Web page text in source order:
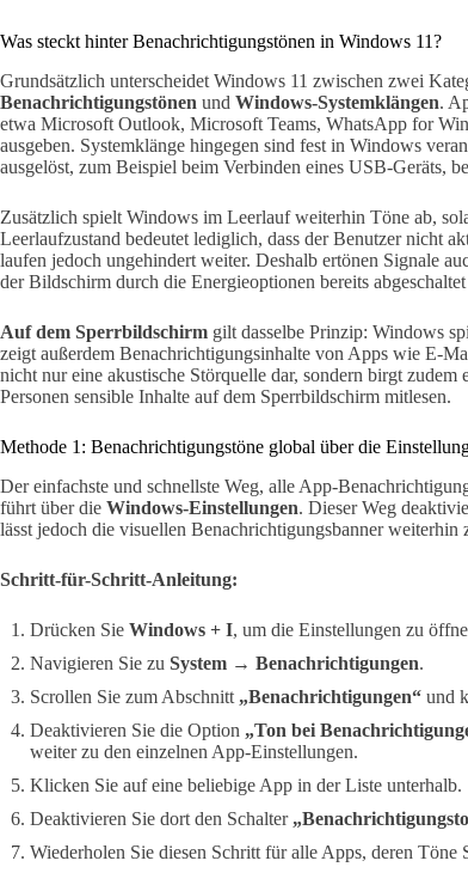
Was steckt hinter Benachrichtigungstönen in Windows 11?
Grundsätzlich unterscheidet Windows 11 zwischen zwei
Benachrichtigungstönen und Windows-Systemklängen.
etwa Microsoft Outlook, Microsoft Teams, WhatsApp for
ausgeben. Systemklänge hingegen sind fest in Windows
ausgelöst, zum Beispiel beim Verbinden eines USB-Geräts,
Zusätzlich spielt Windows im Leerlauf weiterhin Töne ab,
Leerlaufzustand bedeutet lediglich, dass der Benutzer nicht
laufen jedoch ungehindert weiter. Deshalb ertönen Signale
der Bildschirm durch die Energieoptionen bereits
Auf dem Sperrbildschirm gilt dasselbe Prinzip: Windows
zeigt außerdem Benachrichtigungsinhalte von Apps wie E-
nicht nur eine akustische Störquelle dar, sondern birgt
Personen sensible Inhalte auf dem Sperrbildschirm mitlesen.
Methode 1: Benachrichtigungstöne global über die
Der einfachste und schnellste Weg, alle App-
führt über die Windows-Einstellungen. Dieser Weg
lässt jedoch die visuellen Benachrichtigungsbanner weiterhin
Schritt-für-Schritt-Anleitung:
Drücken Sie Windows + I, um die Einstellungen zu
Navigieren Sie zu System → Benachrichtigungen.
Scrollen Sie zum Abschnitt „Benachrichtigungen“ und
Deaktivieren Sie die Option „Ton bei
weiter zu den einzelnen App-Einstellungen.
Klicken Sie auf eine beliebige App in der Liste unterhalb.
Deaktivieren Sie dort den Schalter
Wiederholen Sie diesen Schritt für alle Apps, deren Töne